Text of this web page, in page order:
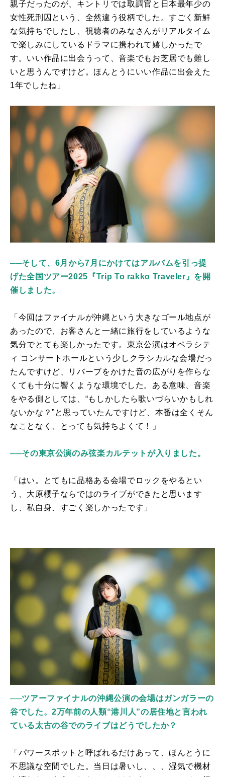
親子だったのが、キントリでは取調官と日本最年少の
女性死刑囚という、全然違う役柄でした。すごく新鮮
な気持ちでしたし、視聴者のみなさんがリアルタイム
で楽しみにしているドラマに携われて嬉しかったで
す。いい作品に出会うって、音楽でもお芝居でも難し
いと思うんですけど。ほんとうにいい作品に出会えた
1年でしたね」
──そして、6月から7月にかけてはアルバムを引っ提
げた全国ツアー2025『Trip To rakko Traveler』を開
催しました。
「今回はファイナルが沖縄という大きなゴール地点が
あったので、お客さんと一緒に旅行をしているような
気分でとても楽しかったです。東京公演はオペラシテ
ィ コンサートホールという少しクラシカルな会場だっ
たんですけど、リバーブをかけた音の広がりを作らな
くても十分に響くような環境でした。ある意味、音楽
をやる側としては、“もしかしたら歌いづらいかもしれ
ないかな？”と思っていたんですけど、本番は全くそん
なことなく、とっても気持ちよくて！」
──その東京公演のみ弦楽カルテットが入りました。
「はい。とてもに品格ある会場でロックをやるとい
う、大原櫻子ならではのライブができたと思います
し、私自身、すごく楽しかったです」
──ツアーファイナルの沖縄公演の会場はガンガラーの
谷でした。2万年前の人類“港川人”の居住地と言われ
ている太古の谷でのライブはどうでしたか？
「パワースポットと呼ばれるだけあって、ほんとうに
不思議な空間でした。当日は暑いし、、、湿気で機材